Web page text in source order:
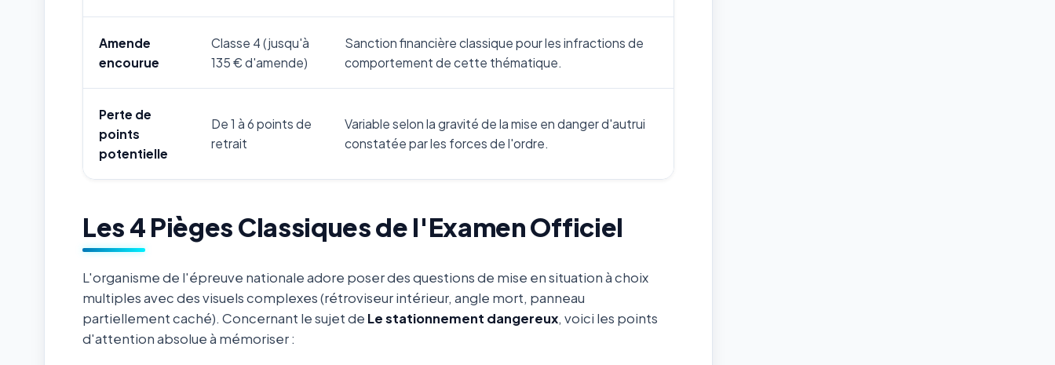
Amende
encourue
Classe 4 (jusqu'à
135 € d'amende)
Sanction financière classique pour les infractions de
comportement de cette thématique.
Perte de
points
potentielle
De 1 à 6 points de
retrait
Variable selon la gravité de la mise en danger d'autrui
constatée par les forces de l'ordre.
Les 4 Pièges Classiques de l'Examen Officiel
L'organisme de l'épreuve nationale adore poser des questions de mise en situation à choix
multiples avec des visuels complexes (rétroviseur intérieur, angle mort, panneau
partiellement caché). Concernant le sujet de Le stationnement dangereux, voici les points
d'attention absolue à mémoriser :